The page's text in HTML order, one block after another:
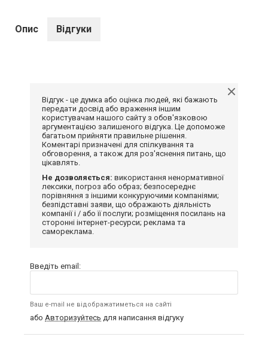
Опис Відгуки
Відгук - це думка або оцінка людей, які бажають
передати досвід або враження іншим
користувачам нашого сайту з обов'язковою
аргументацією залишеного відгука. Це допоможе
багатьом прийняти правильне рішення.
Коментарі призначені для спілкування та
обговорення, а також для роз'яснення питань, що
цікавлять.
Не дозволяється: використання ненормативної
лексики, погроз або образ; безпосереднє
порівняння з іншими конкуруючими компаніями;
безпідставні заяви, що ображають діяльність
компанії і / або її послуги; розміщення посилань на
сторонні інтернет-ресурси; реклама та
самореклама.
Введіть email:
Ваш e-mail не відображатиметься на сайті
або Авторизуйтесь для написання відгуку